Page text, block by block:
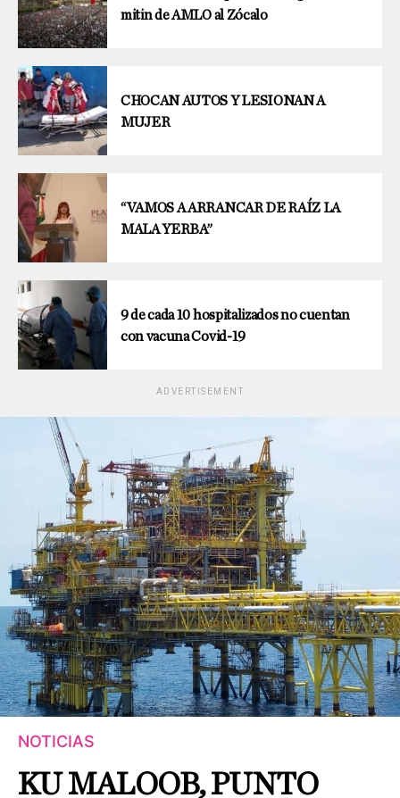
mitin de AMLO al Zócalo
CHOCAN AUTOS Y LESIONAN A
MUJER
“VAMOS A ARRANCAR DE RAÍZ LA
MALA YERBA”
9 de cada 10 hospitalizados no cuentan
con vacuna Covid-19
ADVERTISEMENT
NOTICIAS
KU MALOOB, PUNTO